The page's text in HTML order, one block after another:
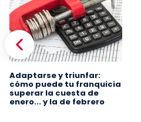
Adaptarse y triunfar:
cómo puede tu franquicia
superar la cuesta de
enero... y la de febrero